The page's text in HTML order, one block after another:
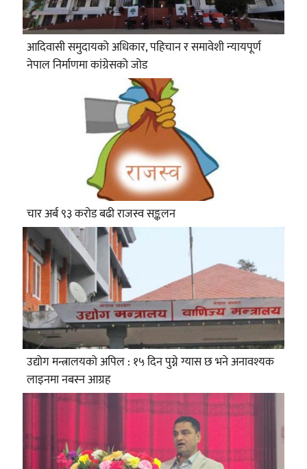
आदिवासी समुदायको अधिकार, पहिचान र समावेशी न्यायपूर्ण
नेपाल निर्माणमा कांग्रेसको जोड
चार अर्ब ९३ करोड बढी राजस्व सङ्कलन
उद्योग मन्त्रालयको अपिल : १५ दिन पुग्ने ग्यास छ भने अनावश्यक
लाइनमा नबस्न आग्रह